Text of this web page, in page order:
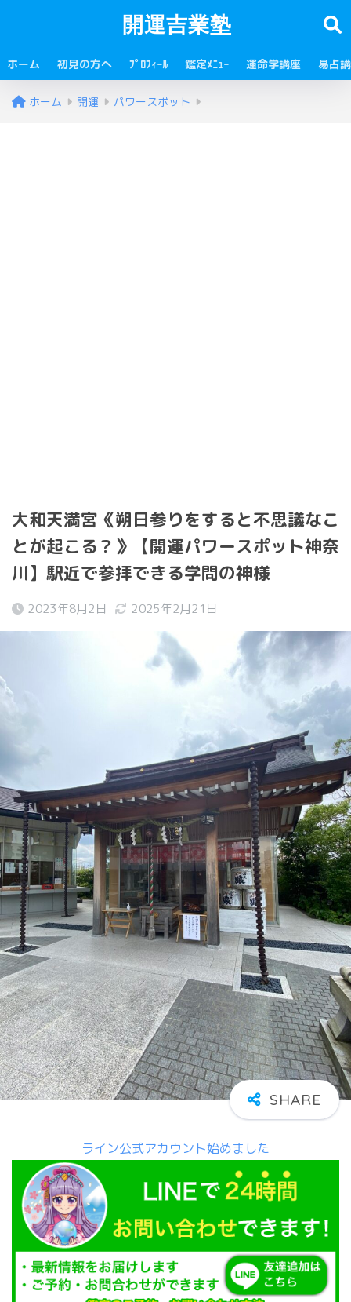
開運吉業塾
ホーム 初見の方へ ﾌﾟﾛﾌｨｰﾙ 鑑定ﾒﾆｭｰ 運命学講座 易占
ホーム 開運 パワースポット
大和天満宮《朔日参りをすると不思議なこ
とが起こる？》【開運パワースポット神奈
川】駅近で参拝できる学問の神様
2023年8月2日 2025年2月21日
ライン公式アカウント始めました